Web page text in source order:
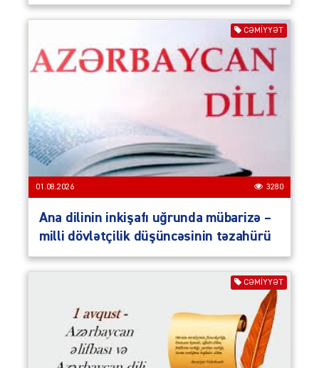
CƏMIYYƏT
01.08.2026 3280
Ana dilinin inkişafı uğrunda mübarizə –
milli dövlətçilik düşüncəsinin təzahürü
CƏMIYYƏT